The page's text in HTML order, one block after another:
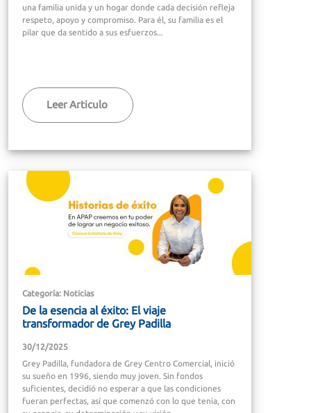
una familia unida y un hogar donde cada decisión refleja
respeto, apoyo y compromiso. Para él, su familia es el
pilar que da sentido a sus esfuerzos...
Leer Articulo
Categoría: Noticias
De la esencia al éxito: El viaje
transformador de Grey Padilla
30/12/2025
Grey Padilla, fundadora de Grey Centro Comercial, inició
su sueño en 1996, siendo muy joven. Sin fondos
suficientes, decidió no esperar a que las condiciones
fueran perfectas, así que comenzó con lo que tenía, con